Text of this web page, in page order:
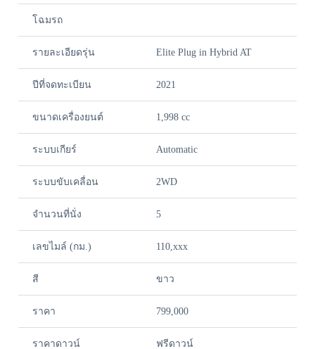
โฉมรถ
รายละเอียดรุ่น Elite Plug in Hybrid AT
ปีที่จดทะเบียน 2021
ขนาดเครื่องยนต์ 1,998 cc
ระบบเกียร์ Automatic
ระบบขับเคลื่อน 2WD
จำนวนที่นั่ง 5
เลขไมล์ (กม.) 110,xxx
สี ขาว
ราคา 799,000
ราคาดาวน์ ฟรีดาวน์